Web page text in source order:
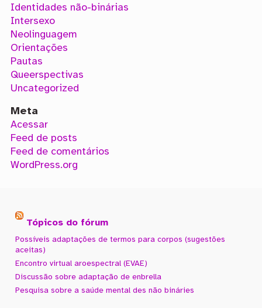
Identidades não-binárias
Intersexo
Neolinguagem
Orientações
Pautas
Queerspectivas
Uncategorized
Meta
Acessar
Feed de posts
Feed de comentários
WordPress.org
Tópicos do fórum
Possíveis adaptações de termos para corpos (sugestões
aceitas)
Encontro virtual aroespectral (EVAE)
Discussão sobre adaptação de enbrella
Pesquisa sobre a saúde mental des não bináries